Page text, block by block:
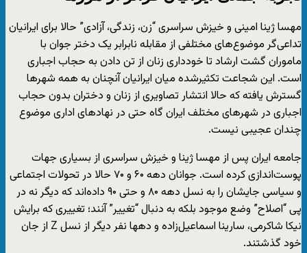
مهسا ژینا امینی و خیزش سراسری “زن، زندگی، آزادی” حالا برای ایرانیان
تداعی‌گر موضوع‌های مختلفی از مقابله نابرابر یک دختر جوان با
ماموران گشت ارشاد تا خودداری زنان از تن دادن به حجاب اجباری
است. این شجاعت تکثیرشده میان ایرانیان آنچنان به همه شهرها
گسترش یافته که حالا انتشار تصاویری از زنان و دختران بدون حجاب
اجباری در شهرهای مختلف ایران گاه حتی در نهادهای اداری موضوع
چندان عجیبی نیست.
جامعه ایران پس از مهسا ژینا و خیزش سراسری از بسیاری جهات
پوست‌اندازی کرده است. جوانان دهه ۶۰ و ۷۰ حالا در تحولات اجتماعی
و سیاسی جایشان را به نسل دهه ۸۰ و حتی ۹۰ داده‌اند که دیگر نه در
پی “اصلاح” وضع موجود بلکه به دنبال “تغییر” آنند؛ تغییری که برایش
نیکا شاکرمی، سارینا اسماعیل‌زاده و دهها نفر دیگر از نسل Z از جان
خود گذشتند.